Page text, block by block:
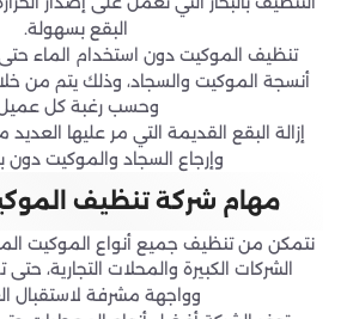
البقع بسهولة.
تنظيف الموكيت دون استخدام الماء
أنسجة الموكيت والسجاد، وذلك يتم من
وحسب رغبة كل
إزالة البقع القديمة التي مر عليها
وإرجاع السجاد والموكيت دون
مهام شركة تنظيف
نتمكن من تنظيف جميع أنواع الموكيت
الشركات الكبيرة والمحلات التجارية،
وواجهة مشرفة لاستقبال